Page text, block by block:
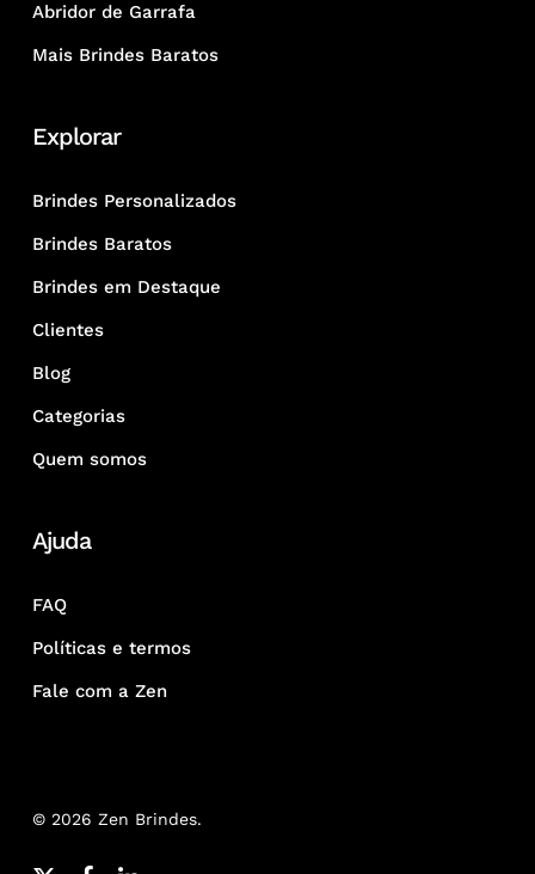
Abridor de Garrafa
Mais Brindes Baratos
Explorar
Brindes Personalizados
Brindes Baratos
Brindes em Destaque
Clientes
Blog
Categorias
Quem somos
Ajuda
FAQ
Políticas e termos
Fale com a Zen
© 2026 Zen Brindes.